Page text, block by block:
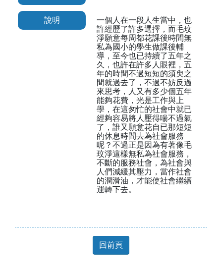
說明
一個人在一段人生當中，也
許經歷了許多選擇，而毛玟
淨願意每周都花課後時間無
私為國小的學生做課後輔
導，至今也已持續了五年之
久，也許在許多人眼裡，五
年的時間不過短短的須臾之
間就過去了，不過不妨反過
來思考，人又有多少個五年
能夠花費，光是工作與上
學，在這匆忙的社會中就已
經夠容易將人壓得喘不過氣
了，誰又願意花自已那短短
的休息時間去為社會服務
呢？不過正是因為有著像毛
玟淨這樣無私為社會服務，
不斷的服務社會，為社會與
人們減緩其壓力，當作社會
的潤滑油，才能使社會繼續
運轉下去。
回前頁